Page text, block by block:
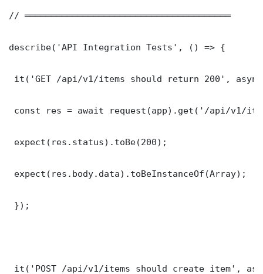
// ═══════════════════════════════════════
describe('API Integration Tests', () => {
it('GET /api/v1/items should return 200',
const res = await request(app).get('/api/v1/
expect(res.status).toBe(200);
expect(res.body.data).toBeInstanceOf(Array);
});
it('POST /api/v1/items should create item',